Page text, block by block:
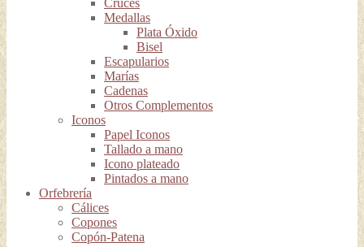
Cruces
Medallas
Plata Óxido
Bisel
Escapularios
Marías
Cadenas
Otros Complementos
Iconos
Papel Iconos
Tallado a mano
Icono plateado
Pintados a mano
Orfebrería
Cálices
Copones
Copón-Patena